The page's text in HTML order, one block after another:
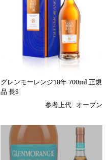
グレンモーレンジ18年 700ml 正規
品 長S
参考上代 オープン